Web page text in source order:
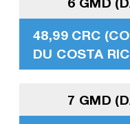
48,99 CRC
DU COSTA
7 GMD